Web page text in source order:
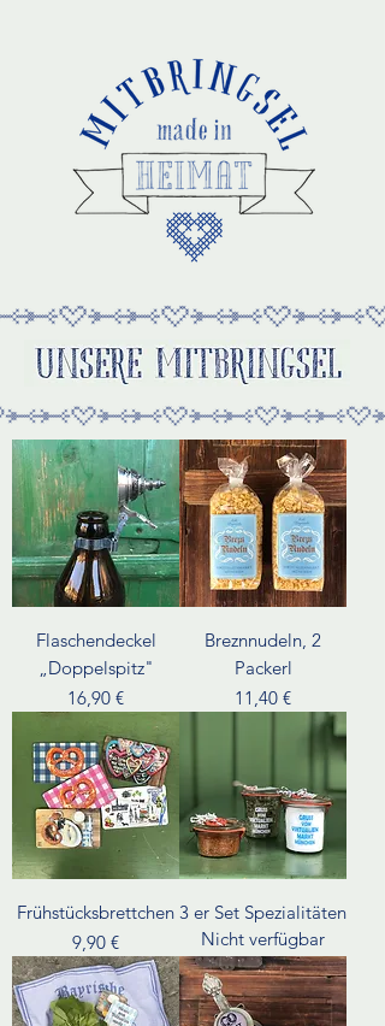
Flaschendeckel
„Doppelspitz"
Preis
16,90 €
Breznnudeln, 2
Packerl
Preis
11,40 €
Frühstücksbrettchen
Preis
9,90 €
3 er Set Spezialitäten
Nicht verfügbar